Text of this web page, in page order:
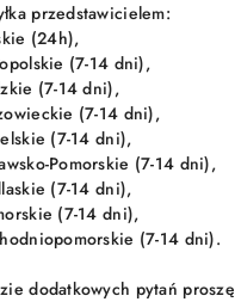
przedstawicielem:
(24h),
(7-14 dni),
(7-14 dni),
(7-14 dni),
(7-14 dni),
Pomorskie (7-14 dni),
(7-14 dni),
(7-14 dni),
(7-14 dni).
dodatkowych pytań proszę